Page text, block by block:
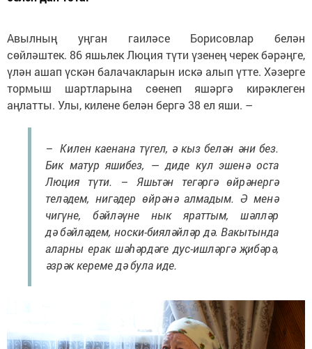
Авылның уңган гаиләсе Борисовлар белән
сөйләштек. 86 яшьлек Люция түти үзенең черек бәрәңге,
үлән ашап үскән балачакларын искә алып үтте. Хәзерге
тормыш шартларына сөенеп яшәргә кирәклеген
аңлатты. Улы, килене белән бергә 38 ел яши. –
– Килен каенана түгел, ә кыз белән әни без.
Бик матур яшибез, — диде кул эшенә оста
Люция түти. – Яшьтән тегәргә өйрәнергә
теләдем, нигәдер өйрәнә алмадым. Ә менә
чигүне, бәйләүне нык яраттым, шәлләр
дә бәйләдем, носки-бияләйләр дә. Вакытында
аларны ерак шәһәрдәге дус-ишләргә җибәрә,
әзрәк кереме дә була иде.